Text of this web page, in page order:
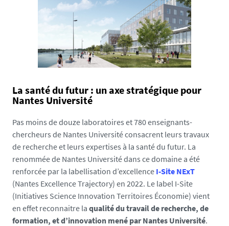
La santé du futur : un axe stratégique pour
Nantes Université
Pas moins de douze laboratoires et 780 enseignants-
chercheurs de Nantes Université consacrent leurs travaux
de recherche et leurs expertises à la santé du futur. La
renommée de Nantes Université dans ce domaine a été
renforcée par la labellisation d’excellence I-Site NExT
(Nantes Excellence Trajectory) en 2022. Le label I-Site
(Initiatives Science Innovation Territoires Économie) vient
en effet reconnaitre la qualité du travail de recherche, de
formation, et d’innovation mené par Nantes Université.